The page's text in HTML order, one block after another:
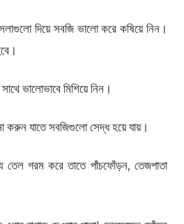
দিয়ে সবজি ভালো করে কষিয়ে নিন।
ভালোভাবে মিশিয়ে নিন।
করুন যাতে সবজিগুলো সেদ্ধ হয়ে যায়।
তেল গরম করে তাতে পাঁচফোঁড়ন, তেজপাতা